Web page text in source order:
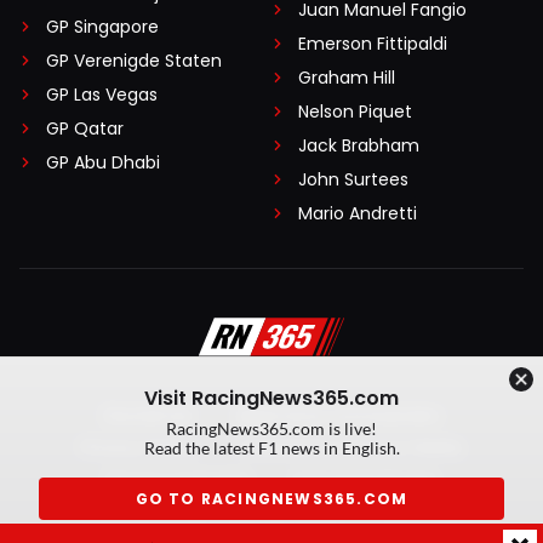
GP Singapore
GP Verenigde Staten
GP Las Vegas
GP Qatar
GP Abu Dhabi
Juan Manuel Fangio
Emerson Fittipaldi
Graham Hill
Nelson Piquet
Jack Brabham
John Surtees
Mario Andretti
Algemene voorwaarden
Privacy Policy
Created by On Your Marks
Privacy manager
Kansspeluitingen
Visit RacingNews365.com
RacingNews365.com is live!
Read the latest F1 news in English.
GO TO RACINGNEWS365.COM